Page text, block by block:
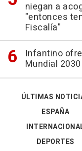
niegan a
"entonces
Fiscalía"
Infantino
Mundial 2030
ÚLTIMAS
ESPAÑA
DEPORTES